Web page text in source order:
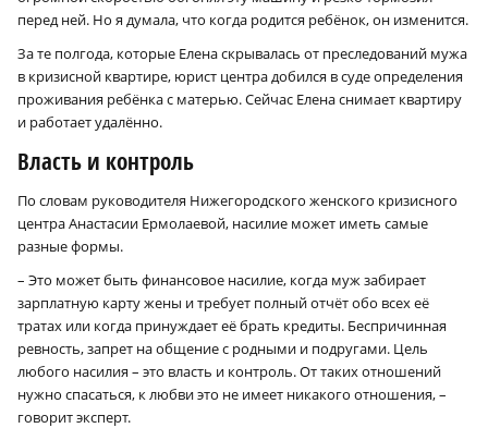
перед ней. Но я думала, что когда родится ребёнок, он изменится.
За те полгода, которые Елена скрывалась от преследований мужа
в кризисной квартире, юрист центра добился в суде определения
проживания ребёнка с матерью. Сейчас Елена снимает квартиру
и работает удалённо.
Власть и контроль
По словам руководителя Нижегородского женского кризисного
центра Анастасии Ермолаевой, насилие может иметь самые
разные формы.
– Это может быть финансовое насилие, когда муж забирает
зарплатную карту жены и требует полный отчёт обо всех её
тратах или когда принуждает её брать кредиты. Беспричинная
ревность, запрет на общение с родными и подругами. Цель
любого насилия – это власть и контроль. От таких отношений
нужно спасаться, к любви это не имеет никакого отношения, –
говорит эксперт.